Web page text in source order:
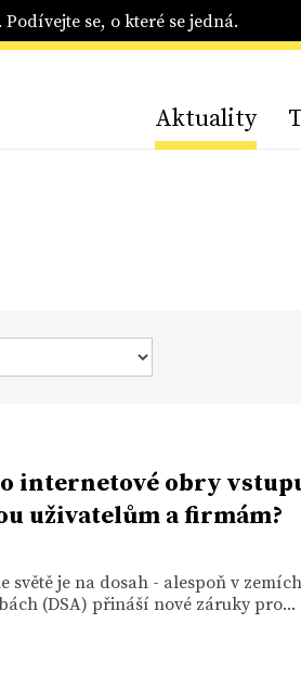
se, o které se jedná.
Aktuality
internetové obry
uživatelům a firmám?
je na dosah - alespoň v
(DSA) přináší nové záruky pro...